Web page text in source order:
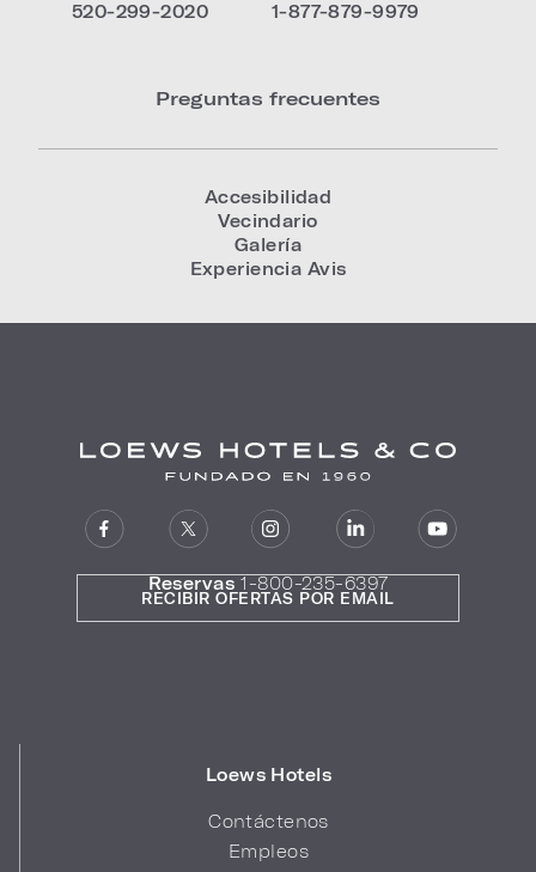
520-299-2020
1-877-879-9979
Preguntas frecuentes
Accesibilidad
Vecindario
Galería
Experiencia Avis
Reservas 1-800-235-6397
Loews Hotels
Contáctenos
Empleos
RECIBIR OFERTAS POR EMAIL